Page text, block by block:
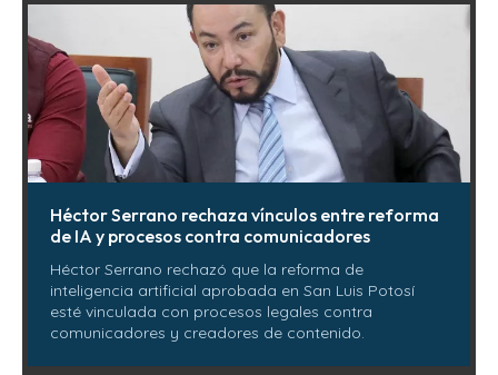
Héctor Serrano rechaza vínculos entre reforma
de IA y procesos contra comunicadores
Héctor Serrano rechazó que la reforma de
inteligencia artificial aprobada en San Luis Potosí
esté vinculada con procesos legales contra
comunicadores y creadores de contenido.